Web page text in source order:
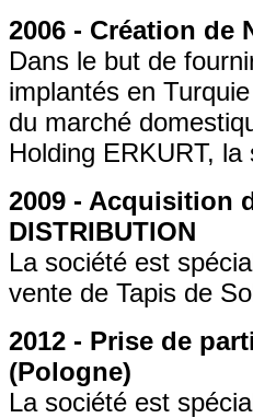
2006 - Création de
Dans le but de
implantés en
du marché
Holding ERKURT,
2009 - Acquisition
DISTRIBUTION
La société est
vente de Tapis de
2012 - Prise de
(Pologne)
La société est